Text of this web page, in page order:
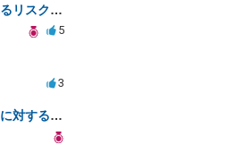
示談書に口外禁止条項を入れるリスクはありますか？
5
3
インスタでの虚偽メッセージに対する法的対応の必要性は？